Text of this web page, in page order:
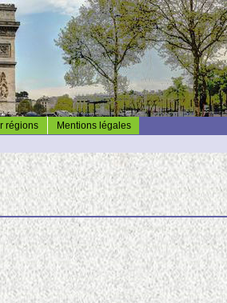
régions
Mentions légales